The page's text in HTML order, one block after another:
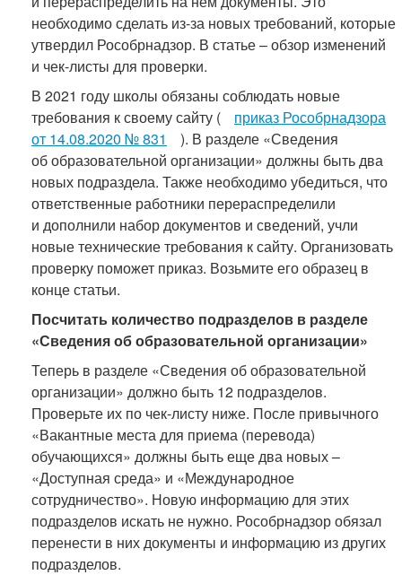
необходимо сделать из-за новых требований, которые
утвердил Рособрнадзор. В статье – обзор изменений
и чек-листы для проверки.
В 2021 году школы обязаны соблюдать новые
требования к своему сайту (
приказ Рособрнадзора
от 14.08.2020 № 831
). В разделе «Сведения
об образовательной организации» должны быть два
новых подраздела. Также необходимо убедиться, что
ответственные работники перераспределили
и дополнили набор документов и сведений, учли
новые технические требования к сайту. Организовать
проверку поможет приказ. Возьмите его образец в
конце статьи.
Посчитать количество подразделов в разделе
«Сведения об образовательной организации»
Теперь в разделе «Сведения об образовательной
организации» должно быть 12 подразделов.
Проверьте их по чек-листу ниже. После привычного
«Вакантные места для приема (перевода)
обучающихся» должны быть еще два новых –
«Доступная среда» и «Международное
сотрудничество». Новую информацию для этих
подразделов искать не нужно. Рособрнадзор обязал
перенести в них документы и информацию из других
подразделов.